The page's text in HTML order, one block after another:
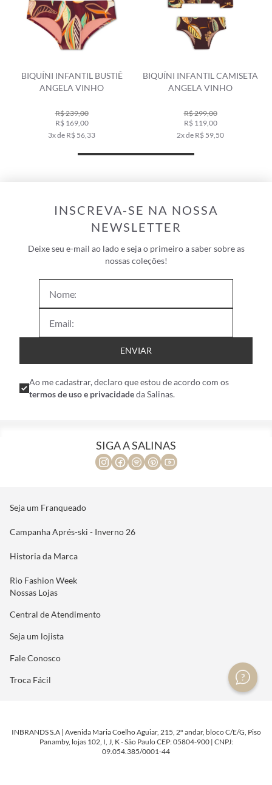
BIQUÍNI INFANTIL BUSTIÊ
ANGELA VINHO
R$ 239,00
R$ 169,00
3x de R$ 56,33
BIQUÍNI INFANTIL CAMISETA
ANGELA VINHO
R$ 299,00
R$ 119,00
2x de R$ 59,50
INSCREVA-SE NA NOSSA
NEWSLETTER
Deixe seu e-mail ao lado e seja o primeiro a saber sobre as
nossas coleções!
ENVIAR
Ao me cadastrar, declaro que estou de acordo com os
termos de uso e privacidadeda Salinas.
SIGA A SALINAS
Seja um Franqueado
Campanha Aprés-ski - Inverno 26
Historia da Marca
Rio Fashion Week
Nossas Lojas
Central de Atendimento
Seja um lojista
Fale Conosco
Troca Fácil
INBRANDS S.A | Avenida Maria Coelho Aguiar, 215, 2º andar, bloco C/E/G, Piso
Panamby, lojas 102, I, J, K - São Paulo CEP: 05804-900 | CNPJ:
09.054.385/0001-44